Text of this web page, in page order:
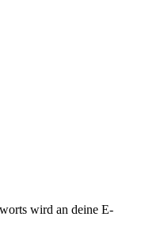
wird an deine E-